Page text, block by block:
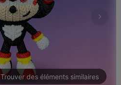
Trouver des éléments similaires